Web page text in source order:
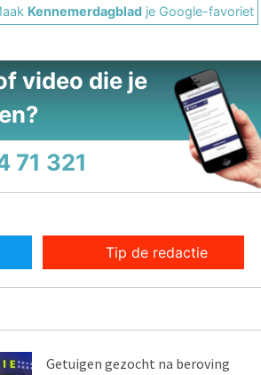
Kennemerdagblad je Google-favoriet
video die je
71 321
Tip de redactie
Getuigen gezocht na beroving